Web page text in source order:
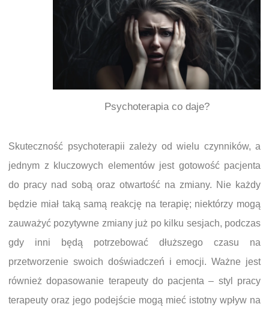
Psychoterapia co daje?
Skuteczność psychoterapii zależy od wielu czynników, a
jednym z kluczowych elementów jest gotowość pacjenta
do pracy nad sobą oraz otwartość na zmiany. Nie każdy
będzie miał taką samą reakcję na terapię; niektórzy mogą
zauważyć pozytywne zmiany już po kilku sesjach, podczas
gdy inni będą potrzebować dłuższego czasu na
przetworzenie swoich doświadczeń i emocji. Ważne jest
również dopasowanie terapeuty do pacjenta – styl pracy
terapeuty oraz jego podejście mogą mieć istotny wpływ na